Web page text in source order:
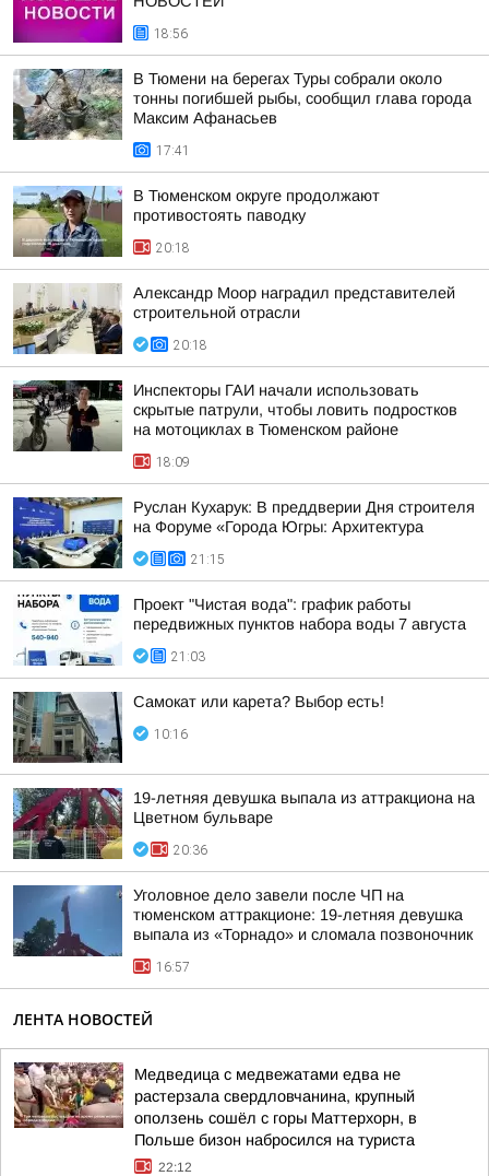
18:56
В Тюмени на берегах Туры собрали около
тонны погибшей рыбы, сообщил глава города
Максим Афанасьев
17:41
В Тюменском округе продолжают
противостоять паводку
20:18
Александр Моор наградил представителей
строительной отрасли
20:18
Инспекторы ГАИ начали использовать
скрытые патрули, чтобы ловить подростков
на мотоциклах в Тюменском районе
18:09
Руслан Кухарук: В преддверии Дня строителя
на Форуме «Города Югры: Архитектура
21:15
Проект "Чистая вода": график работы
передвижных пунктов набора воды 7 августа
21:03
Самокат или карета? Выбор есть!
10:16
19-летняя девушка выпала из аттракциона на
Цветном бульваре
20:36
Уголовное дело завели после ЧП на
тюменском аттракционе: 19-летняя девушка
выпала из «Торнадо» и сломала позвоночник
16:57
ЛЕНТА НОВОСТЕЙ
Медведица с медвежатами едва не
растерзала свердловчанина, крупный
оползень сошёл с горы Маттерхорн, в
Польше бизон набросился на туриста
22:12